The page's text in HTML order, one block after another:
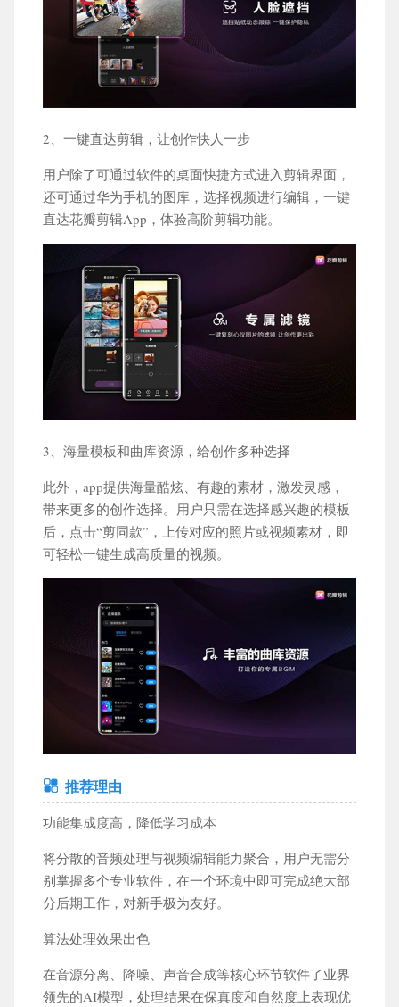
2、一键直达剪辑，让创作快人一步
用户除了可通过软件的桌面快捷方式进入剪辑界面，
还可通过华为手机的图库，选择视频进行编辑，一键
直达花瓣剪辑App，体验高阶剪辑功能。
3、海量模板和曲库资源，给创作多种选择
此外，app提供海量酷炫、有趣的素材，激发灵感，
带来更多的创作选择。用户只需在选择感兴趣的模板
后，点击“剪同款”，上传对应的照片或视频素材，即
可轻松一键生成高质量的视频。
推荐理由
功能集成度高，降低学习成本
将分散的音频处理与视频编辑能力聚合，用户无需分
别掌握多个专业软件，在一个环境中即可完成绝大部
分后期工作，对新手极为友好。
算法处理效果出色
在音源分离、降噪、声音合成等核心环节软件了业界
领先的AI模型，处理结果在保真度和自然度上表现优